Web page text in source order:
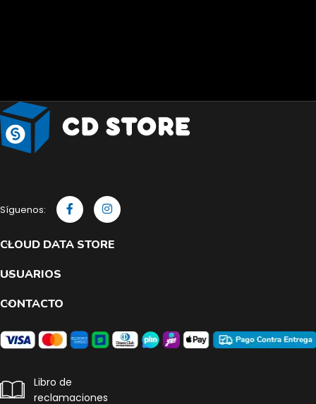
Síguenos:
CLOUD DATA STORE
USUARIOS
CONTACTO
Libro de
reclamaciones